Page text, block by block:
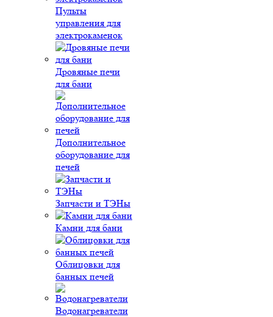
Пульты
управления для
электрокаменок
Дровяные печи
для бани
Дополнительное
оборудование для
печей
Запчасти и ТЭНы
Камни для бани
Облицовки для
банных печей
Водонагреватели